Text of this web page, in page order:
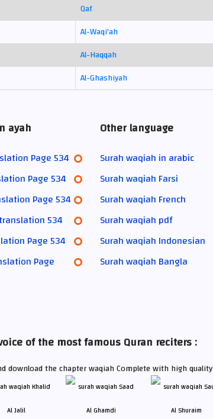
Qaf
Al-Waqi'ah
Al-Haqqah
Al-Ghashiyah
ayah
Page 534
Page 534
Page 534
534
Page 534
Page
Other language
Surah waqiah in arabic
Surah waqiah Farsi
Surah waqiah French
Surah waqiah pdf
Surah waqiah Indonesian
Surah waqiah Bangla
of the most famous Quran reciters :
download the chapter waqiah Complete with high quality